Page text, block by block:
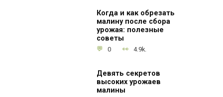
Когда и как обрезать
малину после сбора
урожая: полезные
советы
0 4.9k.
Девять секретов
высоких урожаев
малины